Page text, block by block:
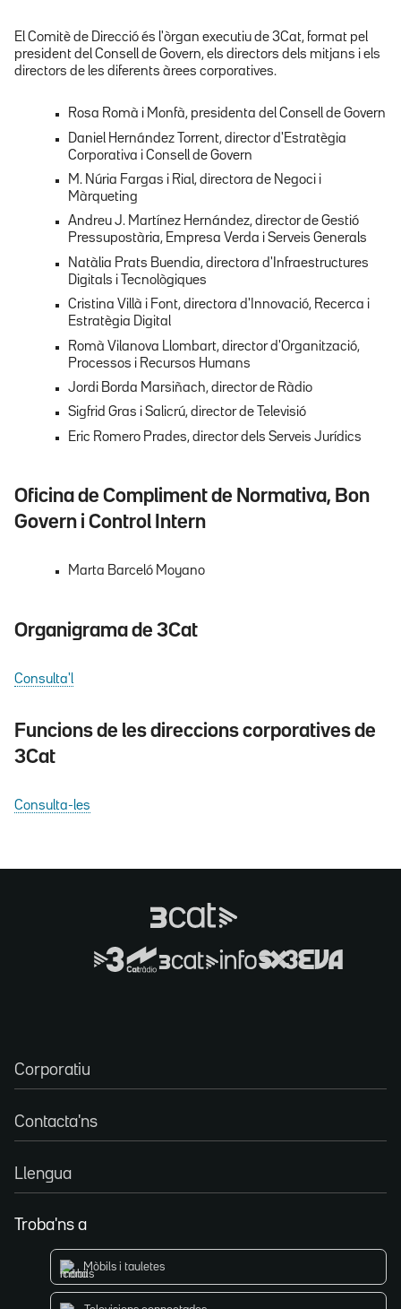
El Comitè de Direcció és l'òrgan executiu de 3Cat, format pel
president del Consell de Govern, els directors dels mitjans i els
directors de les diferents àrees corporatives.
Rosa Romà i Monfà, presidenta del Consell de Govern
Daniel Hernández Torrent, director d'Estratègia
Corporativa i Consell de Govern
M. Núria Fargas i Rial, directora de Negoci i
Màrqueting
Andreu J. Martínez Hernández, director de Gestió
Pressupostària, Empresa Verda i Serveis Generals
Natàlia Prats Buendia, directora d'Infraestructures
Digitals i Tecnològiques
Cristina Villà i Font, directora d'Innovació, Recerca i
Estratègia Digital
Romà Vilanova Llombart, director d'Organització,
Processos i Recursos Humans
Jordi Borda Marsiñach, director de Ràdio
Sigfrid Gras i Salicrú, director de Televisió
Eric Romero Prades, director dels Serveis Jurídics
Oficina de Compliment de Normativa, Bon
Govern i Control Intern
Marta Barceló Moyano
Organigrama de 3Cat
Consulta'l
Funcions de les direccions corporatives de
3Cat
Consulta-les
Corporatiu
Contacta'ns
Llengua
Troba'ns a
Mòbils i tauletes